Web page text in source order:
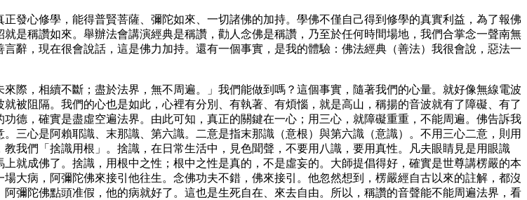
發心修學，能得普賢菩薩、彌陀如來、一切諸佛的加持。學佛不僅自己得到修學的真實利益，為了報佛
是稱讚如來。舉辦法會講演經典是稱讚，勸人念佛是稱讚，乃至於任何時間場地，我們合掌念一聲南無
辭，現在很會說話，這是佛力加持。還有一個事實，是我的體驗：佛法經典（善法）我很會說，惡法一
際，相續不斷；盡於法界，無不周遍。」我們能做到嗎？這個事實，隨著我們的心量。就好像無線電波
被阻隔。我們的心也是如此，心裡有分別、有執著、有煩惱，就是高山，稱揚的音波就有了障礙、有了
德，確實是盡虛空遍法界。由此可知，真正的關鍵在一心；用三心，就障礙重重，不能周遍。佛告訴我
三心是阿賴耶識、末那識、第六識。二意是指末那識（意根）與第六識（意識）。不用三心二意，則用
我們「捨識用根」。捨識，在日常生活中，見色聞聲，不要用八識，要用真性。凡夫眼睛見是用眼識
就成佛了。捨識，用根中之性；根中之性是真的，不是虛妄的。大師提倡得好，確實是世尊講楞嚴的本
大病，阿彌陀佛來接引他往生。念佛功夫不錯，佛來接引。他忽然想到，楞嚴經自古以來的註解，都沒
彌陀佛點頭准假，他的病就好了。這也是生死自在、來去自由。所以，稱讚的音聲能不能周遍法界，看